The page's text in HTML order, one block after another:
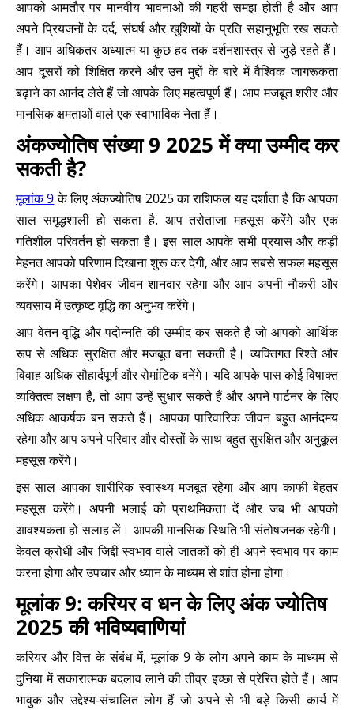
आपको आमतौर पर मानवीय भावनाओं की गहरी समझ होती है और आप
अपने प्रियजनों के दर्द, संघर्ष और खुशियों के प्रति सहानुभूति रख सकते
हैं। आप अधिकतर अध्यात्म या कुछ हद तक दर्शनशास्त्र से जुड़े रहते हैं।
आप दूसरों को शिक्षित करने और उन मुद्दों के बारे में वैश्विक जागरूकता
बढ़ाने का आनंद लेते हैं जो आपके लिए महत्वपूर्ण हैं। आप मजबूत शरीर और
मानसिक क्षमताओं वाले एक स्वाभाविक नेता हैं।
अंकज्योतिष संख्या 9 2025 में क्या उम्मीद कर
सकती है?
मूलांक 9के लिए अंकज्योतिष 2025 का राशिफल यह दर्शाता है कि आपका
साल समृद्धशाली हो सकता है. आप तरोताजा महसूस करेंगे और एक
गतिशील परिवर्तन हो सकता है। इस साल आपके सभी प्रयास और कड़ी
मेहनत आपको परिणाम दिखाना शुरू कर देगी, और आप सबसे सफल महसूस
करेंगे। आपका पेशेवर जीवन शानदार रहेगा और आप अपनी नौकरी और
व्यवसाय में उत्कृष्ट वृद्धि का अनुभव करेंगे।
आप वेतन वृद्धि और पदोन्नति की उम्मीद कर सकते हैं जो आपको आर्थिक
रूप से अधिक सुरक्षित और मजबूत बना सकती है। व्यक्तिगत रिश्ते और
विवाह अधिक सौहार्दपूर्ण और रोमांटिक बनेंगे। यदि आपके पास कोई विषाक्त
व्यक्तित्व लक्षण है, तो आप उन्हें सुधार सकते हैं और अपने पार्टनर के लिए
अधिक आकर्षक बन सकते हैं। आपका पारिवारिक जीवन बहुत आनंदमय
रहेगा और आप अपने परिवार और दोस्तों के साथ बहुत सुरक्षित और अनुकूल
महसूस करेंगे।
इस साल आपका शारीरिक स्वास्थ्य मजबूत रहेगा और आप काफी बेहतर
महसूस करेंगे। अपनी भलाई को प्राथमिकता दें और जब भी आपको
आवश्यकता हो सलाह लें। आपकी मानसिक स्थिति भी संतोषजनक रहेगी।
केवल क्रोधी और जिद्दी स्वभाव वाले जातकों को ही अपने स्वभाव पर काम
करना होगा और उपचार और ध्यान के माध्यम से शांत होना होगा।
मूलांक 9: करियर व धन के लिए अंक ज्योतिष
2025 की भविष्यवाणियां
करियर और वित्त के संबंध में, मूलांक 9 के लोग अपने काम के माध्यम से
दुनिया में सकारात्मक बदलाव लाने की तीव्र इच्छा से प्रेरित होते हैं। आप
भावुक और उद्देश्य-संचालित लोग हैं जो अपने से भी बड़े किसी कार्य में